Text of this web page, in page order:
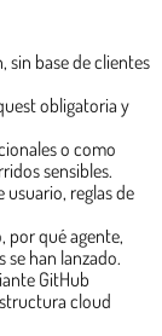
sin base de clientes
obligatoria y
o como
sensibles.
usuario, reglas de
por qué agente,
han lanzado.
GitHub
cloud